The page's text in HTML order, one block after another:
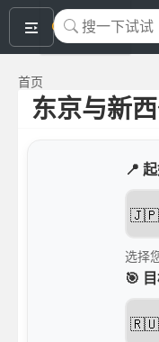
okeyTool
首页
东京与新
📍
选择
🎯